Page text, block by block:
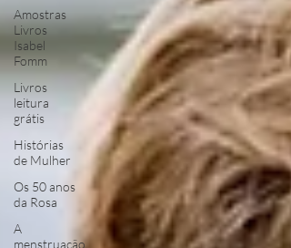
Amostras
Livros
Isabel
Fomm
Livros
leitura
grátis
Histórias
de Mulher
Os 50 anos
da Rosa
A
menstruação